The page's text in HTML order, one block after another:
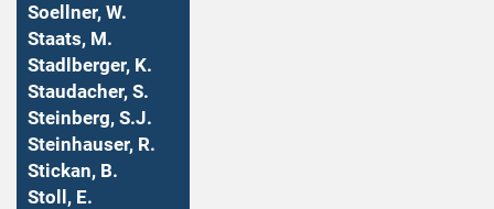
Soellner, W.
Staats, M.
Stadlberger, K.
Staudacher, S.
Steinberg, S.J.
Steinhauser, R.
Stickan, B.
Stoll, E.